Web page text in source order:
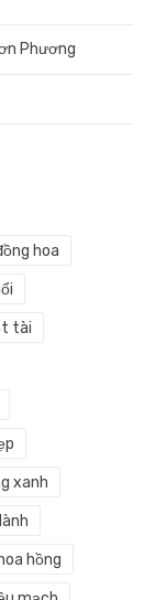
Phương
hoa
tài
xanh
hồng